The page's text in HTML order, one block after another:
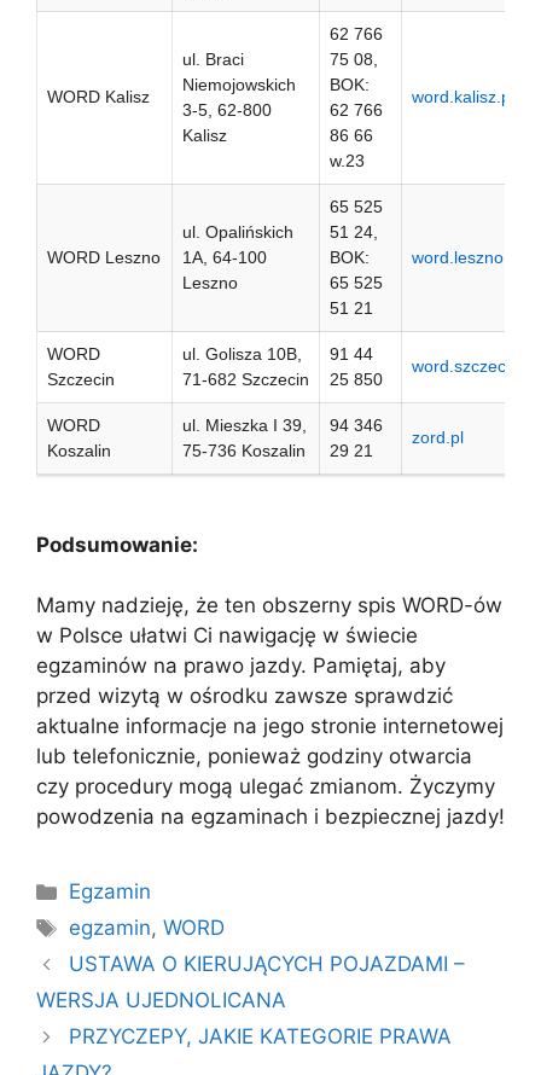
WORD Kalisz
ul. Braci
Niemojowskich
3-5, 62-800
Kalisz
62 766
75 08,
BOK:
62 766
86 66
w.23
word.kalisz.pl
WORD Leszno
ul. Opalińskich
1A, 64-100
Leszno
65 525
51 24,
BOK:
65 525
51 21
word.leszno.pl
WORD
Szczecin
ul. Golisza 10B,
71-682 Szczecin
91 44
25 850
word.szczecin.pl
WORD
Koszalin
ul. Mieszka I 39,
75-736 Koszalin
94 346
29 21
zord.pl
Podsumowanie:
Mamy nadzieję, że ten obszerny spis WORD-ów
w Polsce ułatwi Ci nawigację w świecie
egzaminów na prawo jazdy. Pamiętaj, aby
przed wizytą w ośrodku zawsze sprawdzić
aktualne informacje na jego stronie internetowej
lub telefonicznie, ponieważ godziny otwarcia
czy procedury mogą ulegać zmianom. Życzymy
powodzenia na egzaminach i bezpiecznej jazdy!
Kategorie
Egzamin
Tagi
egzamin,WORD
USTAWA O KIERUJĄCYCH POJAZDAMI –
WERSJA UJEDNOLICANA
PRZYCZEPY, JAKIE KATEGORIE PRAWA